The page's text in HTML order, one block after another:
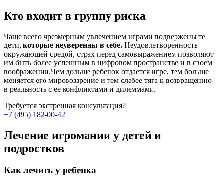
Кто входит в группу риска
Чаще всего чрезмерным увлечением играми подвержены те
дети, которые неуверенны в себе. Неудовлетворенность
окружающей средой, страх перед самовыражением позволяют
им быть более успешным в цифровом пространстве и в своем
воображении.Чем дольше ребенок отдается игре, тем больше
меняется его мировоззрение и тем слабее тяга к возвращению
в реальность с ее конфликтами и дилеммами.
Требуется экстренная консультация?
+7 (495) 182-00-42
Лечение игромании у детей и
подростков
Как лечить у ребенка